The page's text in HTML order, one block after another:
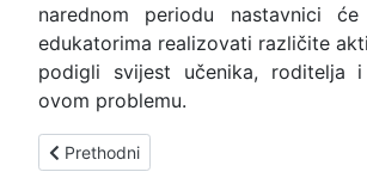
narednom periodu nastavnici
edukatorima realizovati različite
podigli svijest učenika, roditelja
ovom problemu.
Prethodni članak: DAN SJEĆANJA NA
Prethodni